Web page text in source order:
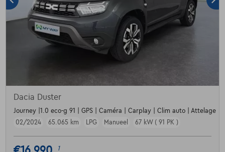
Dacia Duster
Journey |1.0 eco-g 91 | GPS | Caméra | Carplay | Clim auto | Attelage
02/2024
65.065 km LPG Manueel 67 kW ( 91 PK )
1